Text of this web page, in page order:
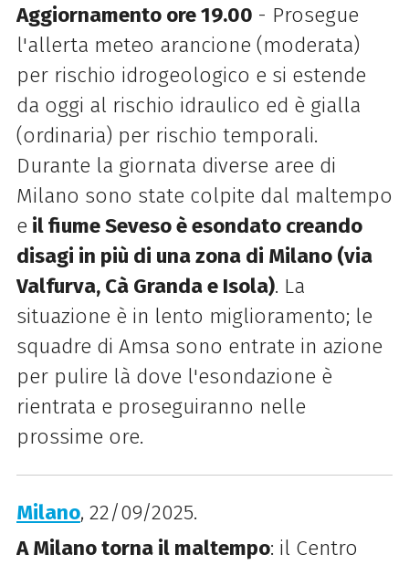
Aggiornamento ore 19.00 - Prosegue
l'allerta meteo arancione (moderata)
per rischio idrogeologico e si estende
da oggi al rischio idraulico ed è gialla
(ordinaria) per rischio temporali.
Durante la giornata diverse aree di
Milano sono state colpite dal maltempo
e il fiume Seveso è esondato creando
disagi in più di una zona di Milano (via
Valfurva, Cà Granda e Isola). La
situazione è in lento miglioramento; le
squadre di Amsa sono entrate in azione
per pulire là dove l'esondazione è
rientrata e proseguiranno nelle
prossime ore.
Milano, 22/09/2025.
A Milano torna il maltempo: il Centro